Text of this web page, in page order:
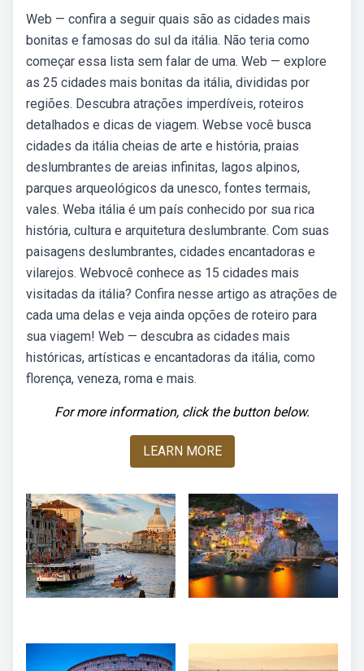
Web — confira a seguir quais são as cidades mais
bonitas e famosas do sul da itália. Não teria como
começar essa lista sem falar de uma. Web — explore
as 25 cidades mais bonitas da itália, divididas por
regiões. Descubra atrações imperdíveis, roteiros
detalhados e dicas de viagem. Webse você busca
cidades da itália cheias de arte e história, praias
deslumbrantes de areias infinitas, lagos alpinos,
parques arqueológicos da unesco, fontes termais,
vales. Weba itália é um país conhecido por sua rica
história, cultura e arquitetura deslumbrante. Com suas
paisagens deslumbrantes, cidades encantadoras e
vilarejos. Webvocê conhece as 15 cidades mais
visitadas da itália? Confira nesse artigo as atrações de
cada uma delas e veja ainda opções de roteiro para
sua viagem! Web — descubra as cidades mais
históricas, artísticas e encantadoras da itália, como
florença, veneza, roma e mais.
For more information, click the button below.
LEARN MORE